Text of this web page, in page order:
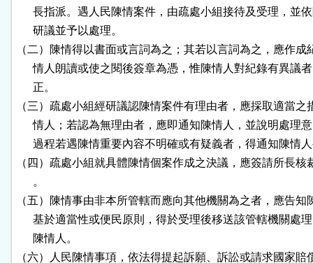
長指派。遇人民陳情案件，由疏處小組接待及受理，並
      研議並予以處理。
（二）陳情得以書面或言詞為之；其若以言詞為之，應作成
情人朗讀或使之閱後簽章為憑，惟陳情人對紀錄有異議
      正。
（三）疏處小組經研議認陳情案件有理由者，應採取適當之
情人；若認為無理由者，應即通知陳情人，並說明處理
過程若遇陳情重要內容不明確或有疑義者，得通知陳情
（四）疏處小組就具體陳情個案作成之決議，應簽請所長核
      。
（五）陳情事由非本所管轄而應向其他機關為之者，應告知
基於適當性或便民原則，得於受理後移送該管轄機關處
      陳情人。
（六）人民陳情事項，依法得提起訴願、訴訟或請求國家賠